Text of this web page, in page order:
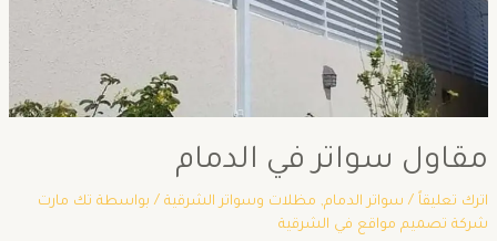
مقاول سواتر في الدمام
اترك تعليقاً / سواتر الدمام, مظلات وسواتر الشرقية/ بواسطة تك مارت
شركة تصميم مواقع في الشرقية